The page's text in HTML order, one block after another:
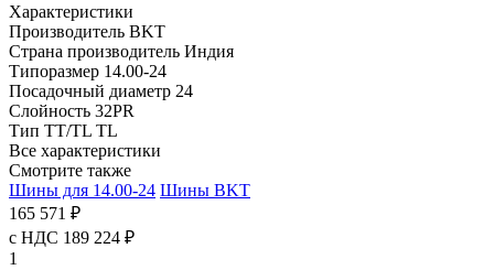
Характеристики
Производитель BKT
Страна производитель Индия
Типоразмер 14.00-24
Посадочный диаметр 24
Слойность 32PR
Тип TT/TL TL
Все характеристики
Смотрите также
Шины для 14.00-24 Шины BKT
165 571 ₽
с НДС 189 224 ₽
1